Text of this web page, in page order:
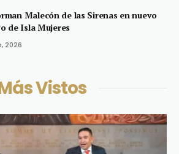
Malecón de las Sirenas en nuevo
de Isla Mujeres
2026
Vistos